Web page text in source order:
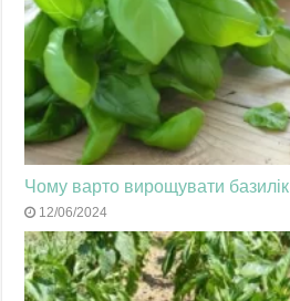
Чому варто вирощувати базилік
12/06/2024